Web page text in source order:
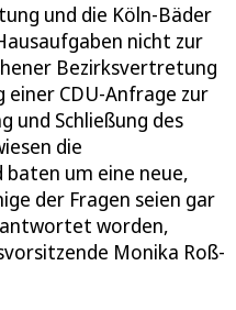
und die Köln-Bäder
nicht zur
Bezirksvertretung
CDU-Anfrage zur
und Schließung des
die
um eine neue,
der Fragen seien gar
worden,
Monika Roß-